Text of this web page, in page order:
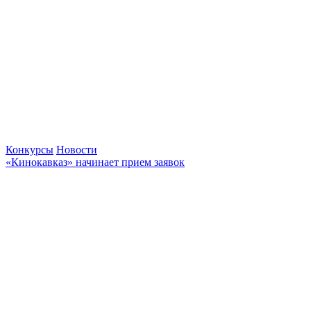
Конкурсы Новости
«Кинокавказ» начинает прием заявок